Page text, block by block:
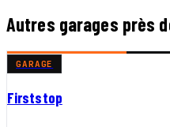
Autres garages près
GARAGE
Firststop